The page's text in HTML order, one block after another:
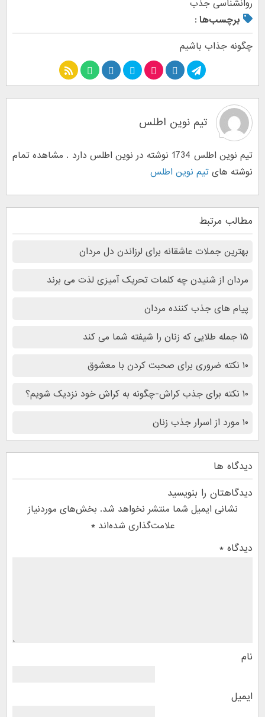
روانشناسی جذب
برچسب‌ها :
چگونه جذاب باشیم
تیم نوین اطلس
تیم نوین اطلس 1734 نوشته در نوین اطلس دارد . مشاهده تمام
نوشته های تیم نوین اطلس
مطالب مرتبط
بهترین جملات عاشقانه برای لرزاندن دل مردان
مردان از شنیدن چه کلمات تحریک آمیزی لذت می برند
پیام های جذب کننده مردان
۱۵ جمله طلایی که زنان را شیفته شما می کند
۱۰ نکته ضروری برای صحبت کردن با معشوق
۱۰ نکته برای جذب کراش-چگونه به کراش خود نزدیک شویم؟
۱۰ مورد از اسرار جذب زنان
دیدگاه ها
دیدگاهتان را بنویسید
نشانی ایمیل شما منتشر نخواهد شد. بخش‌های موردنیاز
علامت‌گذاری شده‌اند*
دیدگاه *
نام
ایمیل